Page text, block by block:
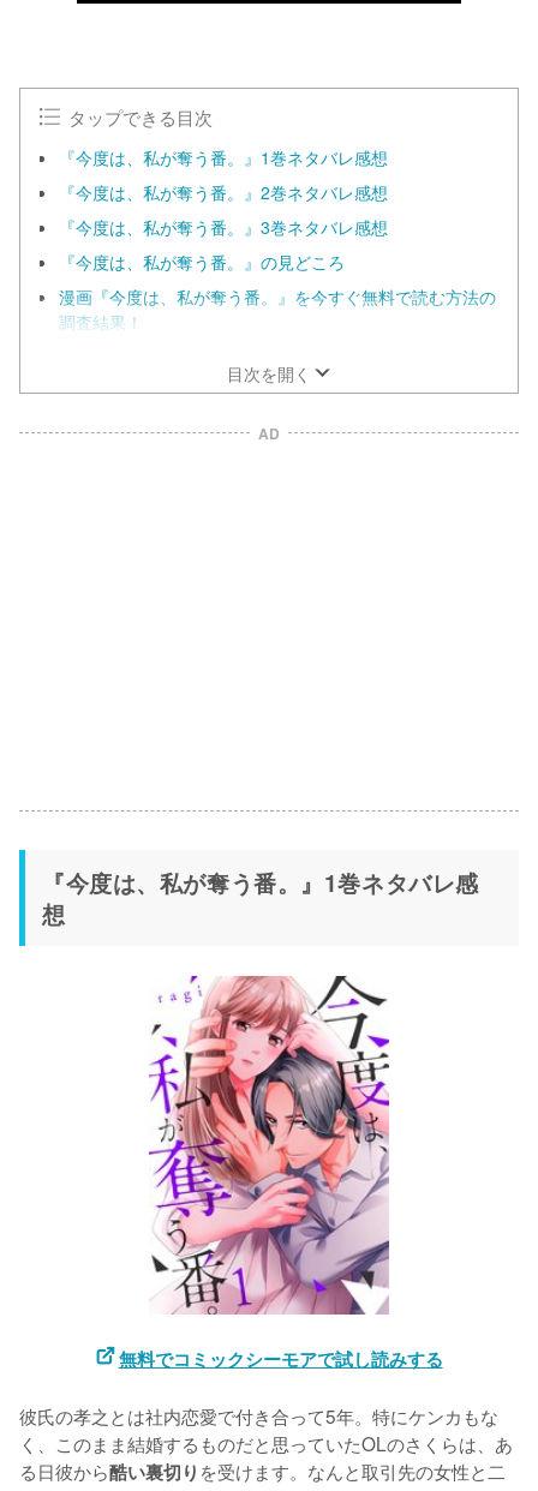
タップできる目次
『今度は、私が奪う番。』1巻ネタバレ感想
『今度は、私が奪う番。』2巻ネタバレ感想
『今度は、私が奪う番。』3巻ネタバレ感想
『今度は、私が奪う番。』の見どころ
漫画『今度は、私が奪う番。』を今すぐ無料で読む方法の
調査結果！
目次を開く
AD
『今度は、私が奪う番。』1巻ネタバレ感
想
無料でコミックシーモアで試し読みする
彼氏の孝之とは社内恋愛で付き合って5年。特にケンカもな
く、このまま結婚するものだと思っていたOLのさくらは、あ
る日彼から酷い裏切り を受けます。なんと取引先の女性と二